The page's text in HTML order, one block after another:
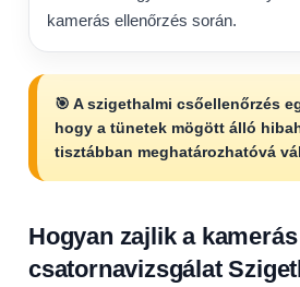
kamerás ellenőrzés során.
🎯 A szigethalmi csőellenőrzés
hogy a tünetek mögött álló
tisztábban meghatározhatóvá
Hogyan zajlik a kamerás
csatornavizsgálat